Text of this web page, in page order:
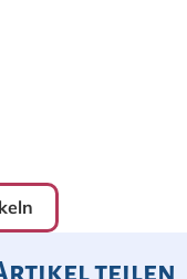
teilen